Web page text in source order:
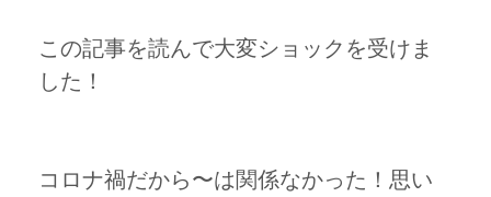
この記事を読んで大変ショックを受けま
した！
コロナ禍だから〜は関係なかった！思い